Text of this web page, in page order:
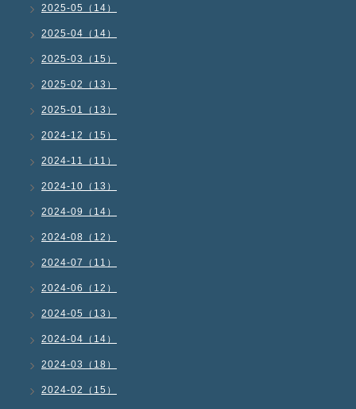
2025-05（14）
2025-04（14）
2025-03（15）
2025-02（13）
2025-01（13）
2024-12（15）
2024-11（11）
2024-10（13）
2024-09（14）
2024-08（12）
2024-07（11）
2024-06（12）
2024-05（13）
2024-04（14）
2024-03（18）
2024-02（15）